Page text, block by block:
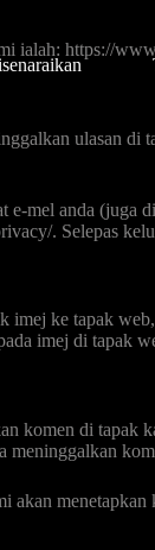
ialah: https://
ulasan di
e-mel anda
. Selepas
imej ke tapak
imej di tapak
komen di tapak
akan